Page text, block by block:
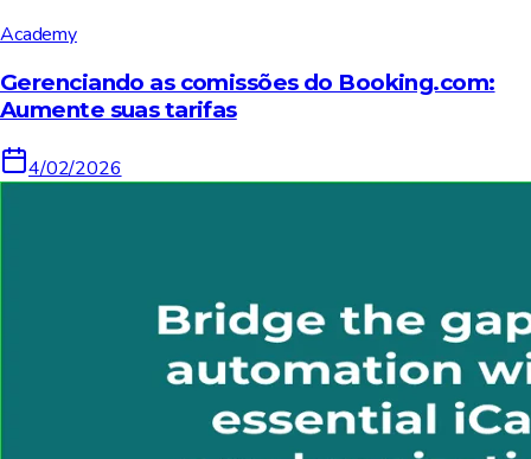
Academy
Gerenciando as comissões do Booking.com:
Aumente suas tarifas
4/02/2026